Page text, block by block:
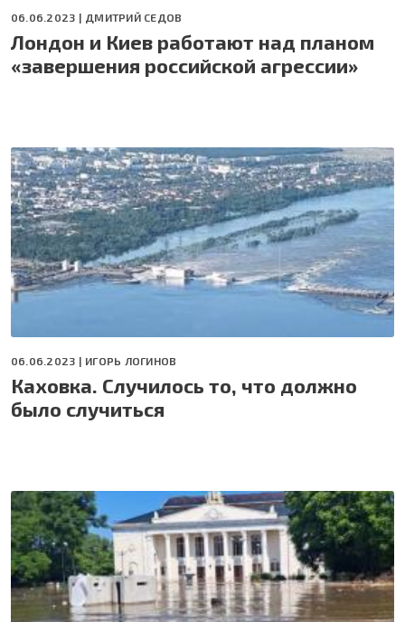
06.06.2023 | ДМИТРИЙ СЕДОВ
Лондон и Киев работают над планом
«завершения российской агрессии»
06.06.2023 | ИГОРЬ ЛОГИНОВ
Каховка. Случилось то, что должно
было случиться